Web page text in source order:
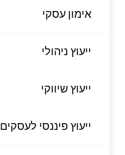
אימון עסקי
ייעוץ ניהולי
ייעוץ שיווקי
ייעוץ פיננסי לעסקים